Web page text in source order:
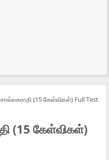
(15 கேள்விகள்) Full Test
(15 கேள்விகள்)